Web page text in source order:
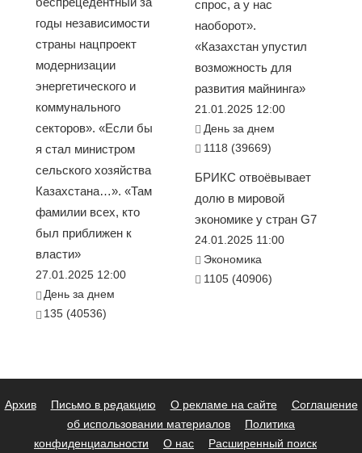
годы независимости
страны нацпроект
модернизации
энергетического и
коммунального
секторов». «Если бы
я стал министром
сельского хозяйства
Казахстана…». «Там
фамилии всех, кто
был приближен к
власти»
27.01.2025 12:00
День за днем
135 (40536)
спрос, а у нас
наоборот».
«Казахстан упустил
возможность для
развития майнинга»
21.01.2025 12:00
День за днем
1118 (39669)
БРИКС отвоёвывает
долю в мировой
экономике у стран G7
24.01.2025 11:00
Экономика
1105 (40906)
Архив Письмо в редакцию О рекламе на сайте
Соглашение
об использовании материалов
Политика
конфиденциальности
О нас Расширенный поиск